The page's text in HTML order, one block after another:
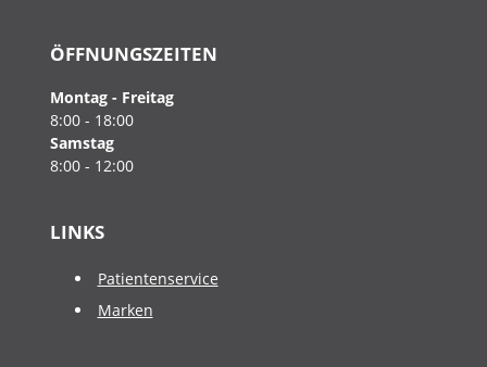
ÖFFNUNGSZEITEN
Montag - Freitag
8:00 - 18:00
Samstag
8:00 - 12:00
LINKS
Patientenservice
Marken